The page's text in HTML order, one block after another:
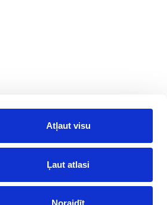
Atļaut visu
Ļaut atlasi
Noraidīt